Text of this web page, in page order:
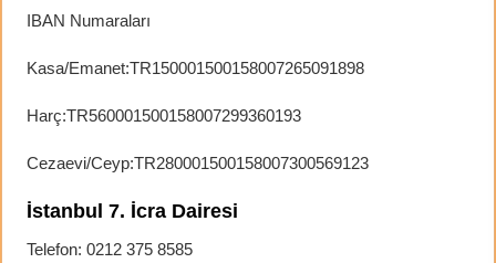
IBAN Numaraları
Kasa/Emanet:TR150001500158007265091898
Harç:TR560001500158007299360193
Cezaevi/Ceyp:TR280001500158007300569123
İstanbul 7. İcra Dairesi
Telefon: 0212 375 8585